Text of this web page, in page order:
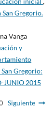
San Gregorio.
Vanga
y
San Gregorio:
JUNIO 2015
Siguiente